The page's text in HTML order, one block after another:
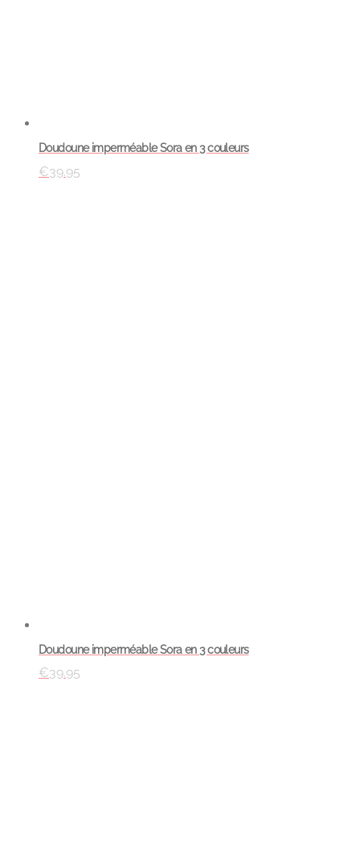
Doudoune imperméable Sora en 3 couleurs
€39.95
Doudoune imperméable Sora en 3 couleurs
€39.95